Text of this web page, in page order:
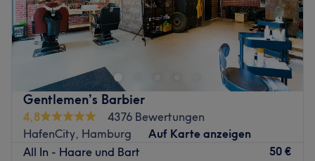
Zurück zur Salonansicht
Gentlemen’s Barbier
4,8
4376 Bewertungen
HafenCity, Hamburg
Auf Karte anzeigen
All In - Haare und Bart
50 €